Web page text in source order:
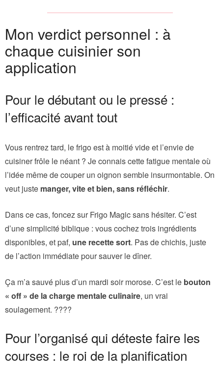
Mon verdict personnel : à
chaque cuisinier son
application
Pour le débutant ou le pressé :
l’efficacité avant tout
Vous rentrez tard, le frigo est à moitié vide et l’envie de
cuisiner frôle le néant ? Je connais cette fatigue mentale où
l’idée même de couper un oignon semble insurmontable. On
veut juste manger, vite et bien, sans réfléchir.
Dans ce cas, foncez sur Frigo Magic sans hésiter. C’est
d’une simplicité biblique : vous cochez trois ingrédients
disponibles, et paf, une recette sort. Pas de chichis, juste
de l’action immédiate pour sauver le dîner.
Ça m’a sauvé plus d’un mardi soir morose. C’est le bouton
« off » de la charge mentale culinaire, un vrai
soulagement. ????
Pour l’organisé qui déteste faire les
courses : le roi de la planification